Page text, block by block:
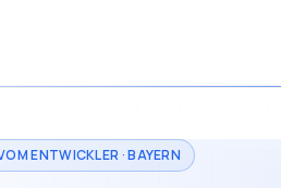
ENTWICKLER ·BAYERN